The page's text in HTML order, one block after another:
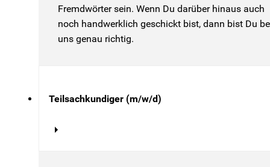
Fremdwörter sein. Wenn Du darüber hinaus auch
noch handwerklich geschickt bist, dann bist Du
uns genau richtig.
Teilsachkundiger (m/w/d)